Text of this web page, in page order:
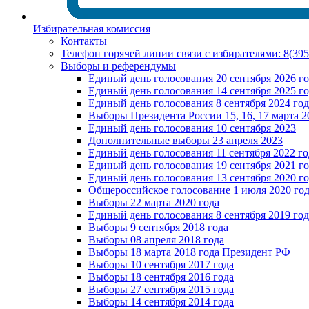
Избирательная комиссия
Контакты
Телефон горячей линии связи с избирателями:
Выборы и референдумы
Единый день голосования 20 сентября 2026
Единый день голосования 14 сентября 2025
Единый день голосования 8 сентября 2024
Выборы Президента России 15, 16, 17 марта
Единый день голосования 10 сентября 2023
Дополнительные выборы 23 апреля 2023
Единый день голосования 11 сентября 2022
Единый день голосования 19 сентября 2021
Единый день голосования 13 сентября 2020
Общероссийское голосование 1 июля 2020
Выборы 22 марта 2020 года
Единый день голосования 8 сентября 2019
Выборы 9 сентября 2018 года
Выборы 08 апреля 2018 года
Выборы 18 марта 2018 года Президент РФ
Выборы 10 сентября 2017 года
Выборы 18 сентября 2016 года
Выборы 27 сентября 2015 года
Выборы 14 сентября 2014 года